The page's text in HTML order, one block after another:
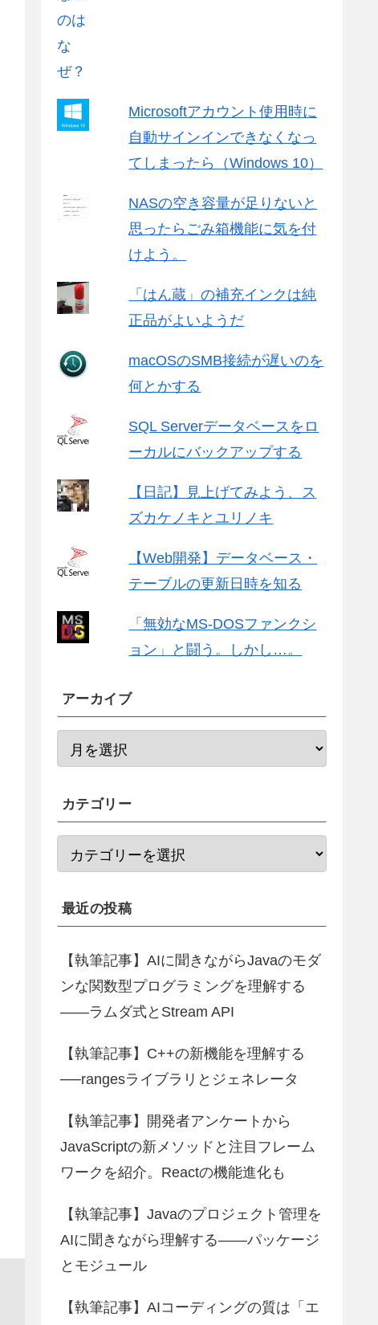
Microsoftアカウント使用時に
自動サインインできなくなっ
てしまったら（Windows 10）
NASの空き容量が足りないと
思ったらごみ箱機能に気を付
けよう。
「はん蔵」の補充インクは純
正品がよいようだ
macOSのSMB接続が遅いのを
何とかする
SQL Serverデータベースをロ
ーカルにバックアップする
【日記】見上げてみよう、ス
ズカケノキとユリノキ
【Web開発】データベース・
テーブルの更新日時を知る
「無効なMS-DOSファンクシ
ョン」と闘う。しかし…。
アーカイブ
カテゴリー
最近の投稿
【執筆記事】AIに聞きながらJavaのモダ
ンな関数型プログラミングを理解する
――ラムダ式とStream API
【執筆記事】C++の新機能を理解する
──rangesライブラリとジェネレータ
【執筆記事】開発者アンケートから
JavaScriptの新メソッドと注目フレーム
ワークを紹介。Reactの機能進化も
【執筆記事】Javaのプロジェクト管理を
AIに聞きながら理解する――パッケージ
とモジュール
【執筆記事】AIコーディングの質は「エ